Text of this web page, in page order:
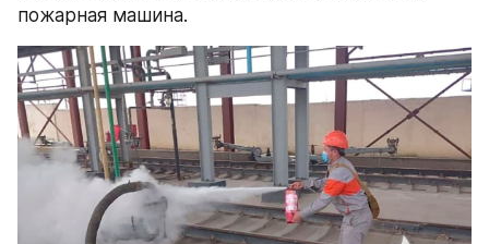
пожарная машина.